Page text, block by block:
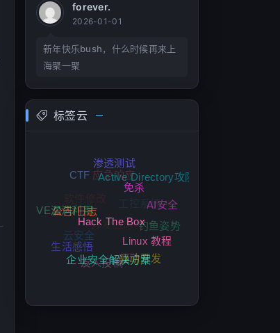
forever.
2026-01-01
新年快乐bush，什么时候再来上
海聚一聚
标签云
公告/日志
Hack The Box
免杀
渗透测试
CTF
CVE漏洞利用
生活感悟
企业安全解决方案
Linux 教程
AI安全
Active Directory攻防
应急响应
云安全
友人投稿驱动开发
钓鱼姿势
工控系统
开发日志